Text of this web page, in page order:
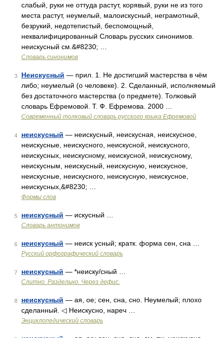
слабый, руки не оттуда растут, корявый, руки не из того
места растут, неумелый, малоискусный, неграмотный,
безрукий, недотепистый, беспомощный,
неквалифицированный Словарь русских синонимов.
неискусный см.&#8230; …
Словарь синонимов
3 Неискусный — прил. 1. Не достигший мастерства в чём
либо; неумелый (о человеке). 2. Сделанный, исполняемый
без достаточного мастерства (о предмете). Толковый
словарь Ефремовой. Т. Ф. Ефремова. 2000 …
Современный толковый словарь русского языка Ефремовой
4 неискусный — неискусный, неискусная, неискусное,
неискусные, неискусного, неискусной, неискусного,
неискусных, неискусному, неискусной, неискусному,
неискусным, неискусный, неискусную, неискусное,
неискусные, неискусного, неискусную, неискусное,
неискусных,&#8230; …
Формы слов
5 неискусный — искусный …
Словарь антонимов
6 неискусный — неиск усный; кратк. форма сен, сна …
Русский орфографический словарь
7 неискусный — *неиску/сный …
Слитно. Раздельно. Через дефис.
8 неискусный — ая, ое; сен, сна, сно. Неумелый; плохо
сделанный. ◁ Неискусно, нареч …
Энциклопедический словарь